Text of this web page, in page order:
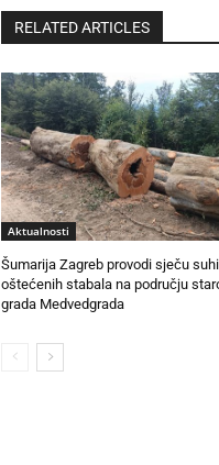
RELATED ARTICLES
Aktualnosti
Šumarija Zagreb provodi sječu
oštećenih stabala na području
grada Medvedgrada